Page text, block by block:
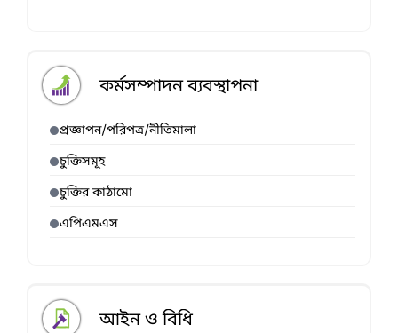
কর্মসম্পাদন ব্যবস্থাপনা
প্রজ্ঞাপন/পরিপত্র/নীতিমালা
চুক্তিসমূহ
চুক্তির কাঠামো
এপিএমএস
আইন ও বিধি